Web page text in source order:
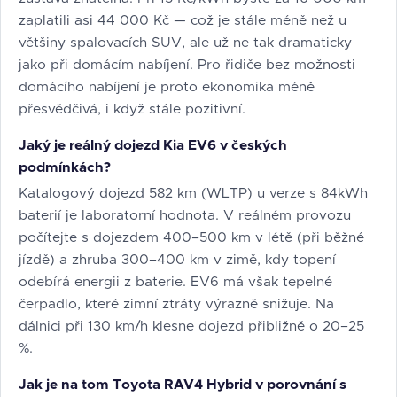
zaplatili asi 44 000 Kč — což je stále méně než u
většiny spalovacích SUV, ale už ne tak dramaticky
jako při domácím nabíjení. Pro řidiče bez možnosti
domácího nabíjení je proto ekonomika méně
přesvědčivá, i když stále pozitivní.
Jaký je reálný dojezd Kia EV6 v českých
podmínkách?
Katalogový dojezd 582 km (WLTP) u verze s 84kWh
baterií je laboratorní hodnota. V reálném provozu
počítejte s dojezdem 400–500 km v létě (při běžné
jízdě) a zhruba 300–400 km v zimě, kdy topení
odebírá energii z baterie. EV6 má však tepelné
čerpadlo, které zimní ztráty výrazně snižuje. Na
dálnici při 130 km/h klesne dojezd přibližně o 20–25
%.
Jak je na tom Toyota RAV4 Hybrid v porovnání s